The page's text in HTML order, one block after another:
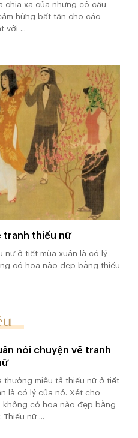
chia xa của những cô cậu
hứng bất tận cho các
với ...
tranh thiếu nữ
nữ ở tiết mùa xuân là có lý
có hoa nào đẹp bằng thiếu
nói chuyện vẽ tranh
thường miêu tả thiếu nữ ở tiết
là có lý của nó. Xét cho
không có hoa nào đẹp bằng
Thiếu nữ ...